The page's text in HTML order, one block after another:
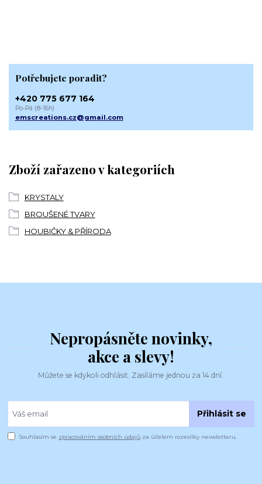
Zboží zařazeno v kategoriích
KRYSTALY
BROUŠENÉ TVARY
HOUBIČKY & PŘÍRODA
Potřebujete poradit?
+420 775 677 164
Po-Pá (8-16h)
emscreations.cz@gmail.com
Nepropásněte novinky,
akce a slevy!
Můžete se kdykoli odhlásit. Zasíláme jednou za 14 dní.
Přihlásit se
Souhlasím se zpracováním osobních údajů za účelem rozesílky newsletteru.